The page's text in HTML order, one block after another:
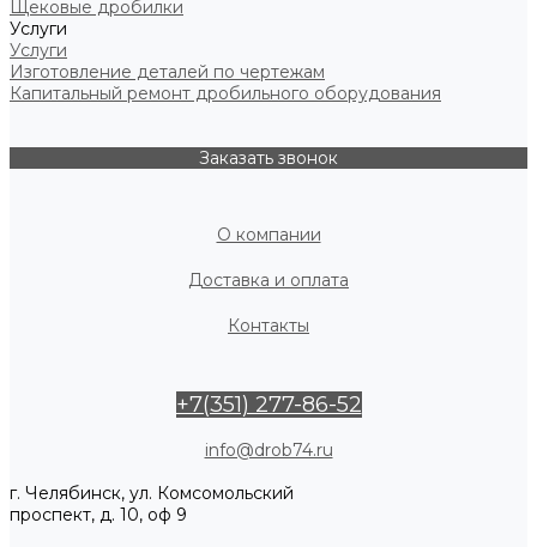
Щековые дробилки
Услуги
Услуги
Изготовление деталей по чертежам
Капитальный ремонт дробильного оборудования
Заказать звонок
О компании
Доставка и оплата
Контакты
+7(351) 277-86-52
info@drob74.ru
г. Челябинск, ул. Комсомольский
проспект, д. 10, оф 9